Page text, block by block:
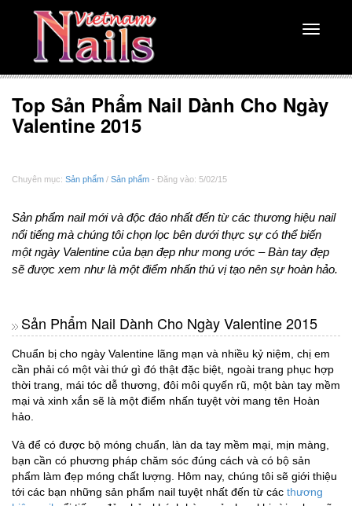
Toggle
Top Sản Phẩm Nail Dành Cho Ngày
Valentine 2015
Chuyên mục: Sản phẩm / Sản phẩm - Đăng vào: 5/02/15
Sản phẩm nail mới và độc đáo nhất đến từ các thương hiệu nail
nổi tiếng mà chúng tôi chọn lọc bên dưới thực sự có thể biến
một ngày Valentine của bạn đẹp như mong ước – Bàn tay đẹp
sẽ được xem như là một điểm nhấn thú vị tạo nên sự hoàn hảo.
Sản Phẩm Nail Dành Cho Ngày Valentine 2015
Chuẩn bị cho ngày Valentine lãng mạn và nhiều kỷ niệm, chị em
cần phải có một vài thứ gì đó thật đặc biệt, ngoài trang phục hợp
thời trang, mái tóc dễ thương, đôi môi quyến rũ, một bàn tay mềm
mại và xinh xắn sẽ là một điểm nhấn tuyệt vời mang tên Hoàn
hảo.
Và để có được bộ móng chuẩn, làn da tay mềm mại, mịn màng,
bạn cần có phương pháp chăm sóc đúng cách và có bộ sản
phẩm làm đẹp móng chất lượng. Hôm nay, chúng tôi sẽ giới thiệu
tới các bạn những sản phẩm nail tuyệt nhất đến từ các thương